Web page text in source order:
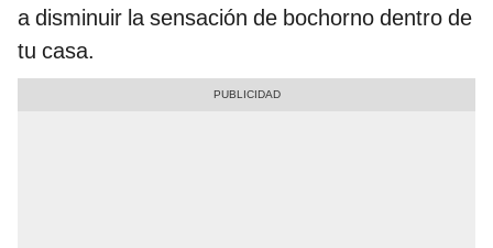
a disminuir la sensación de bochorno dentro de
tu casa.